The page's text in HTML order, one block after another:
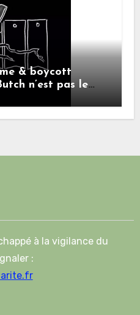
& boycott
n’est pas le
à la vigilance du
: